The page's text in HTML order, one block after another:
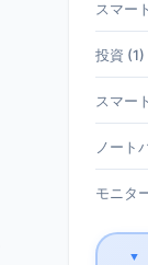
スマー
投資 (1)
スマー
ノート
モニタ
▼